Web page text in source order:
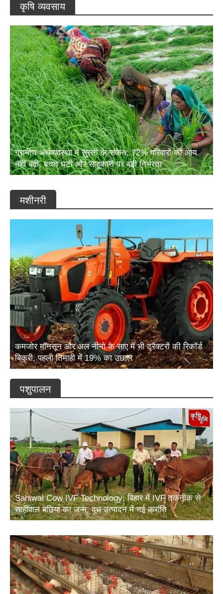
कृषि व्यवसाय
ग्रामीण अर्थव्यवस्था में सुस्ती के संकेत: 72% परिवारों की आय
नहीं बढ़ी, बचत घटी और साहूकारों पर बढ़ी निर्भरता
मशीनरी
कमजोर मॉनसून और अल नीनो के साए में भी ट्रैक्टरों की रिकॉर्ड
बिक्री, पहली तिमाही में 19% का उछाल
पशुपालन
Sahiwal Cow IVF Technology: बिहार में IVF तकनीक से
साहीवाल बछिया का जन्म, दूध उत्पादन में नई क्रांति